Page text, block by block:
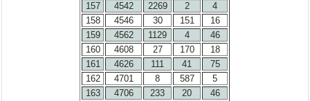
157
4542 2269 2
4
158
4546 30 151
16
159
4562 1129 4
46
160
4608 27 170
18
161
4626 111 41
75
162
4701 8 587
5
163
4706 233 20
46